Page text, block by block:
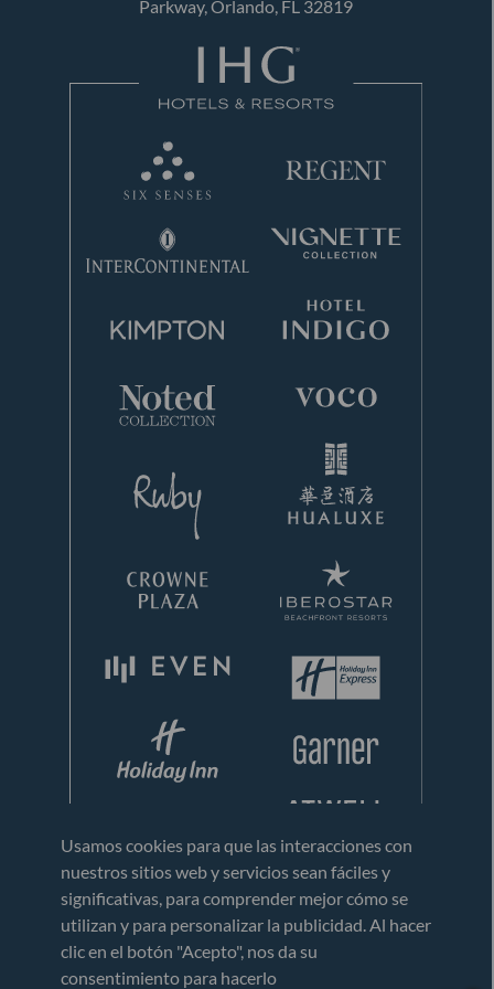
Usamos cookies para que las interacciones con
nuestros sitios web y servicios sean fáciles y
significativas, para comprender mejor cómo se
utilizan y para personalizar la publicidad. Al hacer
clic en el botón "Acepto", nos da su
consentimiento para hacerlo
Parkway, Orlando, FL 32819